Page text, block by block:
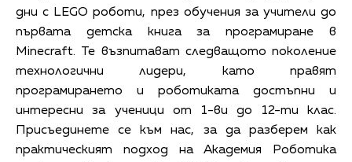
дни с LEGO роботи, през обучения за учители до
първата детска книга за програмиране в
Minecraft. Те възпитават следващото поколение
технологични лидери, като правят
програмирането и роботиката достъпни и
интересни за ученици от 1-ви до 12-ти клас.
Присъединете се към нас, за да разберем как
практическият подход на Академия Роботика